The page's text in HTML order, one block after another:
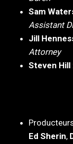
Sam
Assistant
Jill
Attorney
Steven Hill
Ed Sherin,